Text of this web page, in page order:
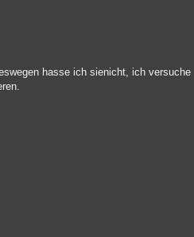
hasse ich sienicht, ich versuche